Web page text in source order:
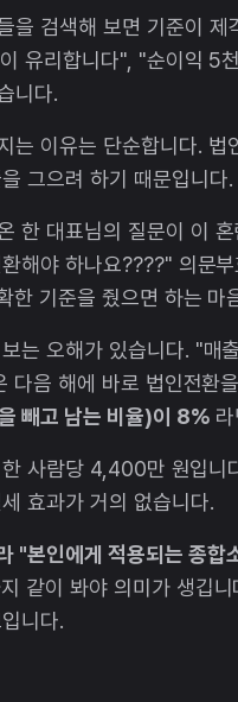
을 검색해 보면 기준이
유리합니다", "순이익 5
니다.
는 이유는 단순합니다. 법
그으려 하기 때문입니다.
한 대표님의 질문이 이
해야 하나요????" 의문
한 기준을 줬으면 하는 마
는 오해가 있습니다. "매
다음 해에 바로 법인전환
빼고 남는 비율)이 8%
사람당 4,400만 원입니
효과가 거의 없습니다.
"본인에게 적용되는 종합
같이 봐야 의미가 생깁
니다.